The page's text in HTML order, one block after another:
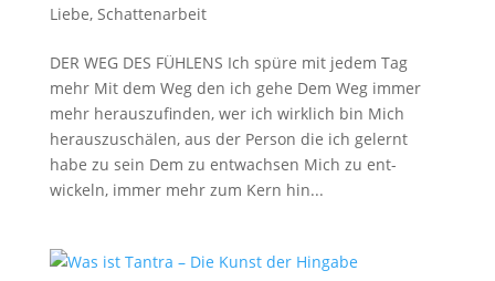
Liebe, Schattenarbeit
DER WEG DES FÜHLENS Ich spüre mit jedem Tag
mehr Mit dem Weg den ich gehe Dem Weg immer
mehr herauszufinden, wer ich wirklich bin Mich
herauszuschälen, aus der Person die ich gelernt
habe zu sein Dem zu entwachsen Mich zu ent-
wickeln, immer mehr zum Kern hin...